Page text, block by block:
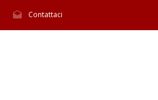
Contattaci